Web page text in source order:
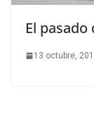
El
13 octubre,